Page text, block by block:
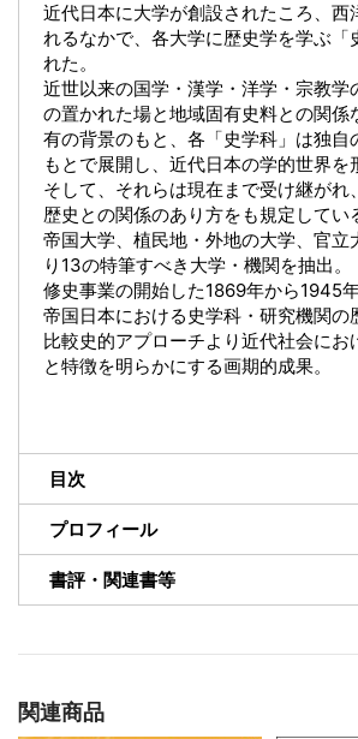
近代日本に大学が創設されたころ、西
れるなかで、各大学に歴史学を学ぶ「
れた。
近世以来の国学・漢学・洋学・宗教学
の置かれた場と地域固有史料との関係
有の背景のもと、各「史学科」は独自
もとで展開し、近代日本の学的世界を
そして、それらは現在まで受け継がれ
歴史との関係のあり方をも規定してい
帝国大学、植民地・外地の大学、官立
り13の特筆すべき大学・機関を抽出。
修史事業の開始した1869年から1945年
帝国日本における史学科・研究機関の
比較史的アプローチより近代社会にお
と特徴を明らかにする画期的成果。
目次
プロフィール
書評・関連書等
関連商品